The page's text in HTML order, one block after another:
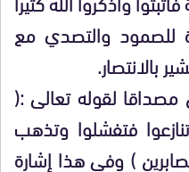
للصمود والتصدي مع
بالانتصار.
مصداقا لقوله تعالى :(
فتفشلوا وتذهب
) وفي هذا إشارة